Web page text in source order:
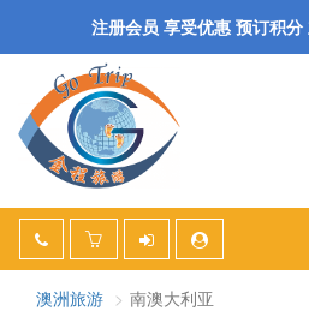
注册会员 享受优惠 预订积
澳洲旅游 南澳大利亚